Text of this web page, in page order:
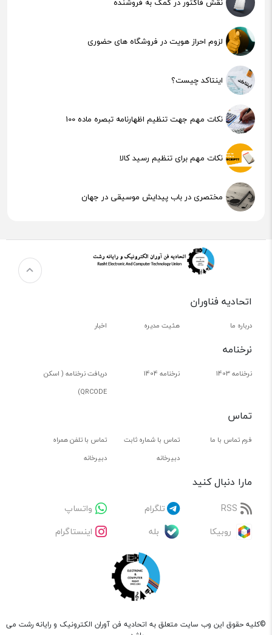
لزوم احراز هویت در فروشگاه های حضوری
اینتاکد چیست؟
نکات مهم جهت تنظیم اظهارنامه تبصره ماده 100
نکات مهم برای تنظیم رسید کالا
مختصری در باب پیدایش موسیقی در جهان
اتحادیه فناوران
درباره ما هئیت مدیره اخبار
نرخنامه
نرخنامه 1403 نرخنامه 1404
دریافت نرخنامه ( اسکن
QRCODE)
تماس
فرم تماس با ما
تماس با شماره ثابت
دبیرخانه
تماس با تلفن همراه
دبیرخانه
مارا دنبال کنید
RSS تلگرام
واتساپ
روبیکا
بله اینستاگرام
©کلیه حقوق این وب سایت متعلق به اتحادیه فن آوران الکترونیک و رایانه رشت می